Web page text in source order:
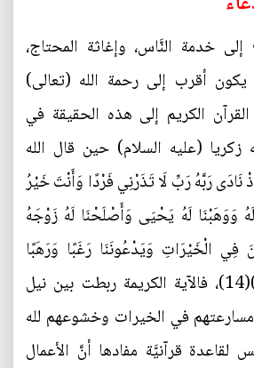
خدمة النَّاس، وإغاثة المحتاج،
يكون أقرب إلى رحمة الله (تعالى)
الكريم إلى هذه الحقيقة في
(عليه السلام) حين قال الله
نَادَى رَبَّهُ رَبِّ لَا تَذَرْنِي فَرْدًا وَأَنْتَ خَيْرُ
وَوَهَبْنَا لَهُ يَحْيَى وَأَصْلَحْنَا لَهُ زَوْجَهُ
فِي الْخَيْرَاتِ وَيَدْعُونَنَا رَغَبًا وَرَهَبًا
وَكَانُوا لَنَا خَاشِعِينَ)(14)، فالآية الكريمة ربطت بين نيل
مسارعتهم في الخيرات وخشوعهم لله
لقاعدة قرآنيَّة مفادها أنَّ الأعمال